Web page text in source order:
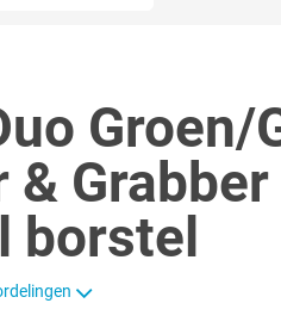
Groen/
borstel